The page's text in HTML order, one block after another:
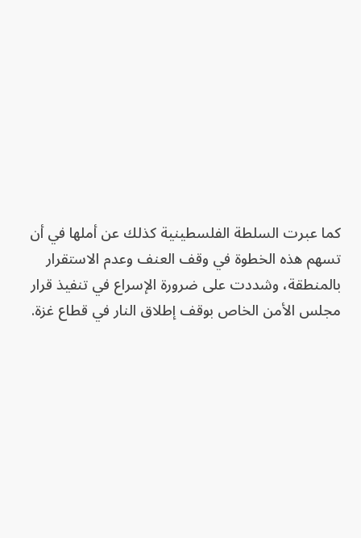
كما عبرت السلطة الفلسطينية كذلك عن أملها في أن
تسهم هذه الخطوة في وقف العنف وعدم الاستقرار
بالمنطقة، وشددت على ضرورة الإسراع في تنفيذ قرار
مجلس الأمن الخاص بوقف إطلاق النار في قطاع غزة.